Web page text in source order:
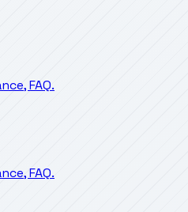
FAQ.
FAQ.